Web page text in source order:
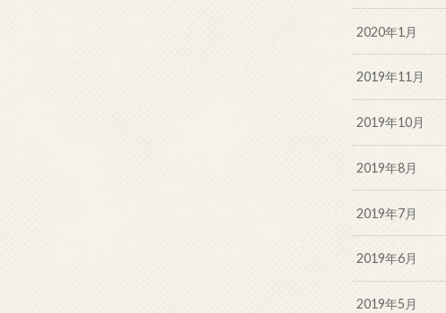
2020年1月
2019年11月
2019年10月
2019年8月
2019年7月
2019年6月
2019年5月